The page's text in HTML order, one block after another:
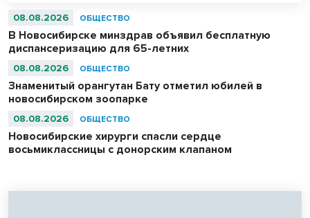
08.08.2026 ОБЩЕСТВО
В Новосибирске минздрав объявил бесплатную
диспансеризацию для 65-летних
08.08.2026 ОБЩЕСТВО
Знаменитый орангутан Бату отметил юбилей в
новосибирском зоопарке
08.08.2026 ОБЩЕСТВО
Новосибирские хирурги спасли сердце
восьмиклассницы с донорским клапаном